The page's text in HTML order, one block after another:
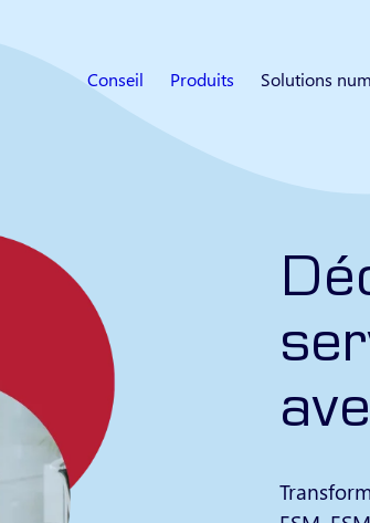
Conseil Produits Solutions